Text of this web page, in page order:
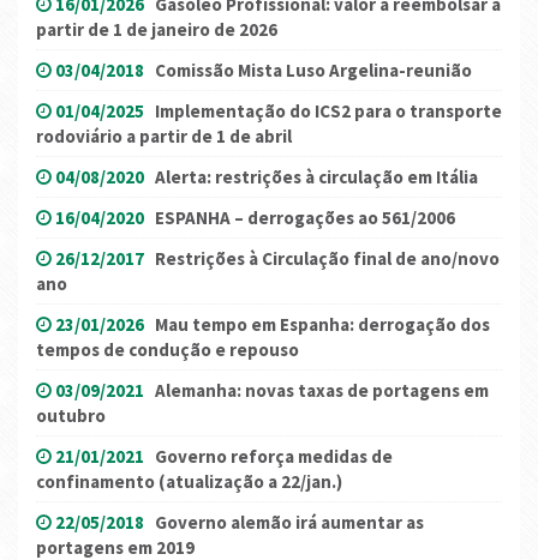
partir de 1 de janeiro de 2026
03/04/2018 Comissão Mista Luso Argelina-reunião
01/04/2025 Implementação do ICS2 para o transporte
rodoviário a partir de 1 de abril
04/08/2020 Alerta: restrições à circulação em Itália
16/04/2020 ESPANHA – derrogações ao 561/2006
26/12/2017 Restrições à Circulação final de ano/novo
ano
23/01/2026 Mau tempo em Espanha: derrogação dos
tempos de condução e repouso
03/09/2021 Alemanha: novas taxas de portagens em
outubro
21/01/2021 Governo reforça medidas de
confinamento (atualização a 22/jan.)
22/05/2018 Governo alemão irá aumentar as
portagens em 2019